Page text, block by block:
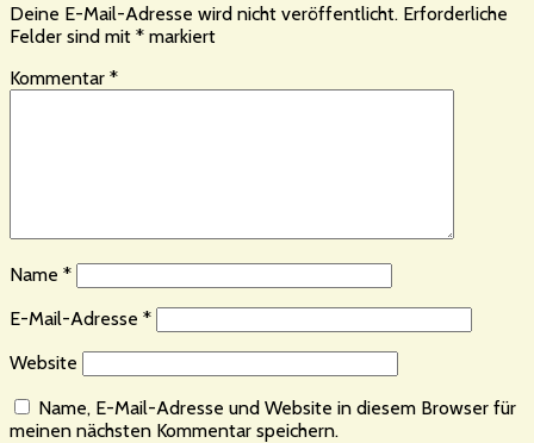
Deine E-Mail-Adresse wird nicht veröffentlicht. Erforderliche
Felder sind mit * markiert
Kommentar *
Name *
E-Mail-Adresse *
Website
Name, E-Mail-Adresse und Website in diesem Browser für
meinen nächsten Kommentar speichern.